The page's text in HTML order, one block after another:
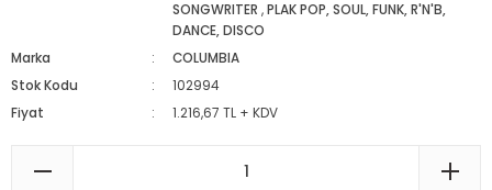
SONGWRITER ,PLAK POP, SOUL, FUNK, R'N'B,
DANCE, DISCO
Marka
COLUMBIA
Stok Kodu
102994
Fiyat
1.216,67 TL + KDV